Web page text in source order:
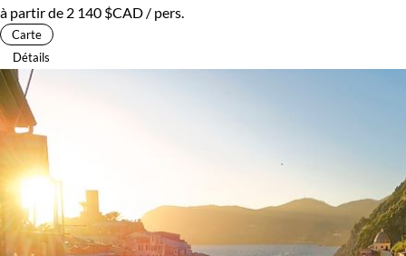
En étoile
Environnement
Patrimoine et Nature
à partir de 2 140 $CAD / pers.
Carte
Détails